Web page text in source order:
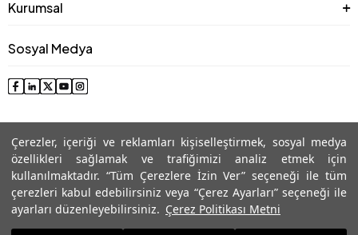
Çerezler, içeriği ve reklamları kişiselleştirmek, sosyal medya
özellikleri sağlamak ve trafiğimizi analiz etmek için
kullanılmaktadır. “Tüm Çerezlere İzin Ver” seçeneği ile tüm
çerezleri kabul edebilirsiniz veya “Çerez Ayarları” seçeneği ile
ayarları düzenleyebilirsiniz. Çerez Politikası Metni
Kurumsal
Sosyal Medya
© 2025 Roman® Tüm Hakları Saklıdır, İzinsiz kullanılamaz